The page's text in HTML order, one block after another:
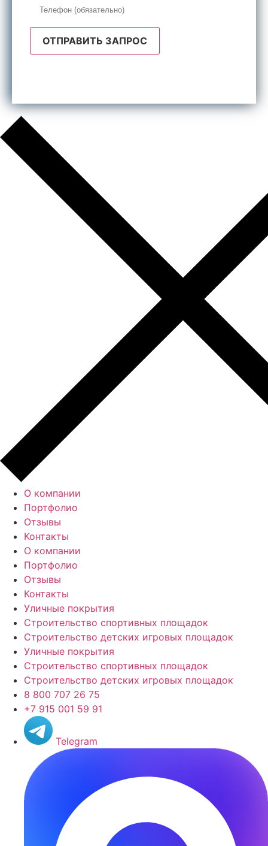
ОТПРАВИТЬ ЗАПРОС
О компании
Портфолио
Отзывы
Контакты
О компании
Портфолио
Отзывы
Контакты
Уличные покрытия
Строительство спортивных площадок
Строительство детских игровых площадок
Уличные покрытия
Строительство спортивных площадок
Строительство детских игровых площадок
8 800 707 26 75
+7 915 001 59 91
Telegram